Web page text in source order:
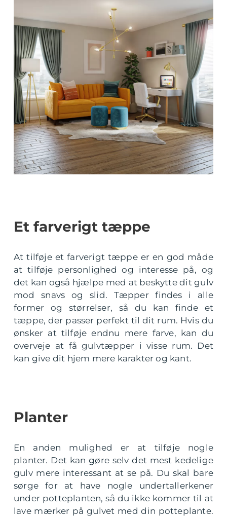
Et farverigt tæppe
At tilføje et farverigt tæppe er en god måde
at tilføje personlighed og interesse på, og
det kan også hjælpe med at beskytte dit gulv
mod snavs og slid. Tæpper findes i alle
former og størrelser, så du kan finde et
tæppe, der passer perfekt til dit rum. Hvis du
ønsker at tilføje endnu mere farve, kan du
overveje at få gulvtæpper i visse rum. Det
kan give dit hjem mere karakter og kant.
Planter
En anden mulighed er at tilføje nogle
planter. Det kan gøre selv det mest kedelige
gulv mere interessant at se på. Du skal bare
sørge for at have nogle undertallerkener
under potteplanten, så du ikke kommer til at
lave mærker på gulvet med din potteplante.